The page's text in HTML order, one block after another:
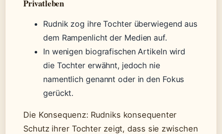
Privatleben
Rudnik zog ihre Tochter überwiegend aus
dem Rampenlicht der Medien auf.
In wenigen biografischen Artikeln wird
die Tochter erwähnt, jedoch nie
namentlich genannt oder in den Fokus
gerückt.
Die Konsequenz: Rudniks konsequenter
Schutz ihrer Tochter zeigt, dass sie zwischen